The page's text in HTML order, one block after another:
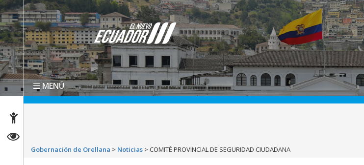
MENÚ
Gobernación de Orellana > Noticias >COMITÉ PROVINCIAL DE SEGURIDAD CIUDADANA